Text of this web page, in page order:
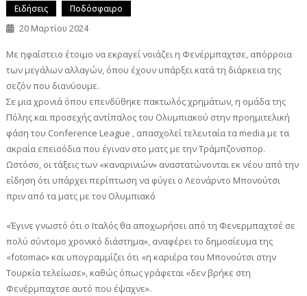
Ειδήσεις Ποδόσφαιρο
20 Μαρτίου 2024
Με ηφαίστειο έτοιμο να εκραγεί νοιάζει η Φενέρμπαχτσε, απόρροια
των μεγάλων αλλαγών, όπου έχουν υπάρξει κατά τη διάρκεια της
σεζόν που διανύουμε.
Σε μια χρονιά όπου επενδύθηκε πακτωλός χρημάτων, η ομάδα της
Πόλης και προσεχής αντίπαλος του Ολυμπιακού στην προημιτελική
φάση του Conference League , απασχολεί τελευταία τα media με τα
ακραία επεισόδια που έγιναν στο ματς με την Τράμπζονσπορ.
Ωστόσο, οι τάξεις των «καναρινιών» αναστατώνονται εκ νέου από την
είδηση ότι υπάρχει περίπτωση να φύγει ο Λεονάρντο Μπονούτσι
πριν από τα ματς με τον Ολυμπιακό
«Έγινε γνωστό ότι ο Ιταλός θα αποχωρήσει από τη Φενερμπαχτσέ σε
πολύ σύντομο χρονικό διάστημα», αναφέρει το δημοσίευμα της
«fotomac» και υπογραμμίζει ότι «η καριέρα του Μπονούτσι στην
Τουρκία τελείωσε», καθώς όπως γράφεται «δεν βρήκε στη
Φενέρμπαχτσε αυτό που έψαχνε».